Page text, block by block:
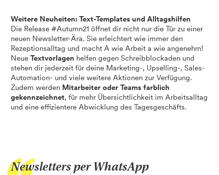
Weitere Neuheiten: Text-Templates und Alltagshilfen
Die Release #Autumn21 öffnet dir nicht nur die Tür zu einer
neuen Newsletter-Ära. Sie erleichtert wie immer den
Rezeptionsalltag und macht A wie Arbeit a wie angenehm!
NeueTextvorlagen helfen gegen Schreibblockaden und
stehen dir jederzeit für deine Marketing-, Upselling-, Sales-
Automation- und viele weitere Aktionen zur Verfügung.
Zudem werden Mitarbeiter oder Teams farblich
gekennzeichnet, für mehr Übersichtlichkeit im Arbeitsalltag
und eine effizientere Abwicklung des Tagesgeschäfts.
Newsletters per WhatsApp